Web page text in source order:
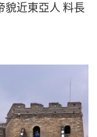
貌近東亞人 料長